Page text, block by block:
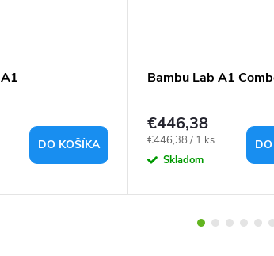
DO KOŠÍKA
Bambu Lab A1
€446,38
Jednotková
cena:
€446,38 / 1 ks
Skladom